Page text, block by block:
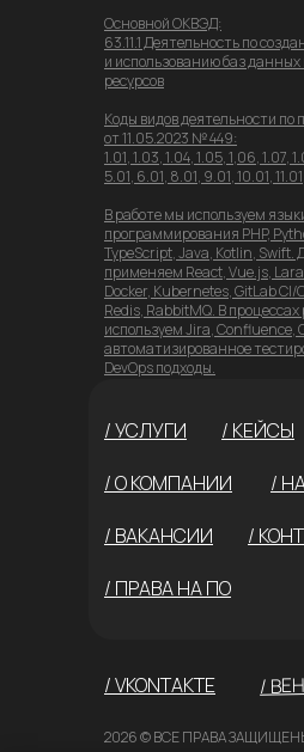
/ ПРАВА НА ПО
/
/ ВАКАНСИИ
/
/ О КОМПАНИИ
/ КЕЙСЫ
/ УСЛУГИ
/ VKONTAKTE /
2026 © ВСЕ ПРАВА
Основной ОКВЭД:
63.11.1 Деятельность по
и использованию баз
ресурсов
Коды видов деятельности
от 11.05.2023 № 449:
1.01, 1.03, 1.04, 1.05, 1,06, 1.07,
5.01, 6.01, 8.01, 9.01, 10.01,
В работе мы используем
программирования PHP,
TypeScript, Java, Kotlin, Swift.
применяем React, Vue.js,
Docker, Kubernetes, GitLab CI/
Redis, RabbitMQ. В процессах
используем Jira, Confluence,
автоматизированное
DevOps подходы.